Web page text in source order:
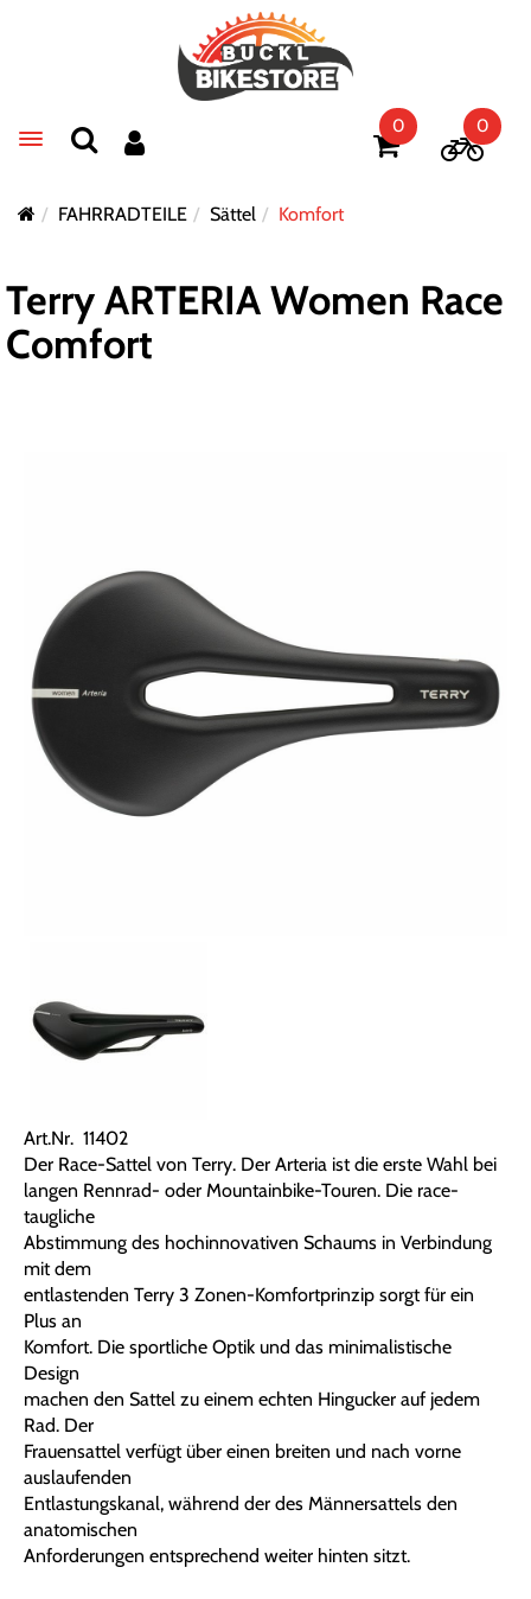
Toggle navigation
0 0
FAHRRADTEILE Sättel Komfort
Terry ARTERIA Women Race
Comfort
Art.Nr. 11402
Der Race-Sattel von Terry. Der Arteria ist die erste Wahl bei
langen Rennrad- oder Mountainbike-Touren. Die race-
taugliche
Abstimmung des hochinnovativen Schaums in Verbindung
mit dem
entlastenden Terry 3 Zonen-Komfortprinzip sorgt für ein
Plus an
Komfort. Die sportliche Optik und das minimalistische
Design
machen den Sattel zu einem echten Hingucker auf jedem
Rad. Der
Frauensattel verfügt über einen breiten und nach vorne
auslaufenden
Entlastungskanal, während der des Männersattels den
anatomischen
Anforderungen entsprechend weiter hinten sitzt.